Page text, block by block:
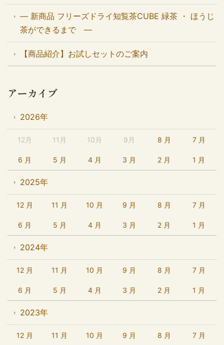
― 新商品 フリーズドライ知覧茶CUBE 緑茶 ・ ほうじ
茶ができるまで ―
【商品紹介】お試しセットのご案内
アーカイブ
2026年
12月 11月 10月 9月 8 月 7 月
6 月 5 月 4 月 3 月 2 月 1 月
2025年
12 月 11 月 10 月 9 月 8 月 7 月
6 月 5 月 4 月 3 月 2 月 1 月
2024年
12 月 11 月 10 月 9 月 8 月 7 月
6 月 5 月 4 月 3 月 2 月 1 月
2023年
12 月 11 月 10 月 9 月 8 月 7 月